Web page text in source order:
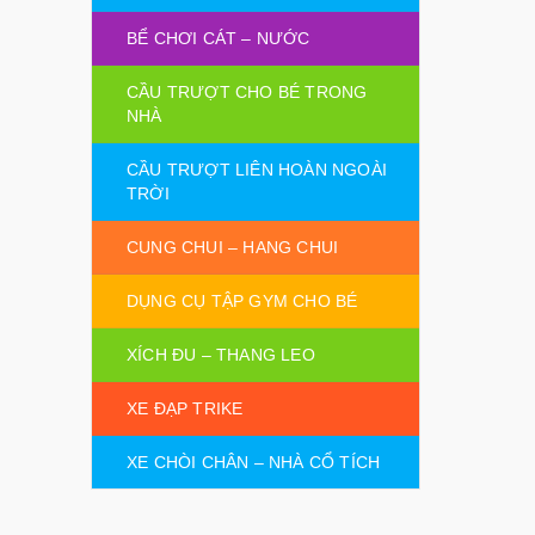
BỂ CHƠI CÁT – NƯỚC
CẦU TRƯỢT CHO BÉ TRONG
NHÀ
CẦU TRƯỢT LIÊN HOÀN NGOÀI
TRỜI
CUNG CHUI – HANG CHUI
DỤNG CỤ TẬP GYM CHO BÉ
XÍCH ĐU – THANG LEO
XE ĐẠP TRIKE
XE CHÒI CHÂN – NHÀ CỔ TÍCH